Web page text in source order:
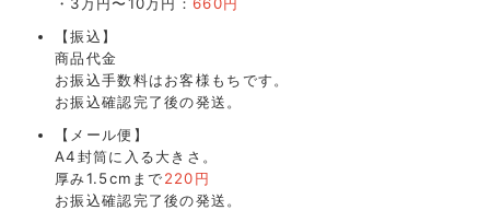
【振込】
商品代金
お振込手数料はお客様もちです。
お振込確認完了後の発送。
【メール便】
A4封筒に入る大きさ。
厚み1.5cmまで220円
お振込確認完了後の発送。